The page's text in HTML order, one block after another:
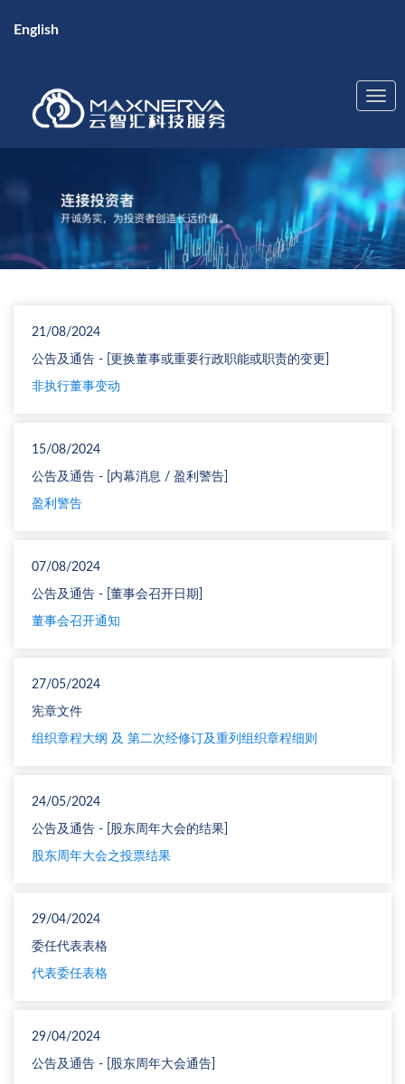
English
21/08/2024
公告及通告 - [更换董事或重要行政职能或职责的变更]
非执行董事变动
15/08/2024
公告及通告 - [内幕消息 / 盈利警告]
盈利警告
07/08/2024
公告及通告 - [董事会召开日期]
董事会召开通知
27/05/2024
宪章文件
组织章程大纲 及 第二次经修订及重列组织章程细则
24/05/2024
公告及通告 - [股东周年大会的结果]
股东周年大会之投票结果
29/04/2024
委任代表表格
代表委任表格
29/04/2024
公告及通告 - [股东周年大会通告]